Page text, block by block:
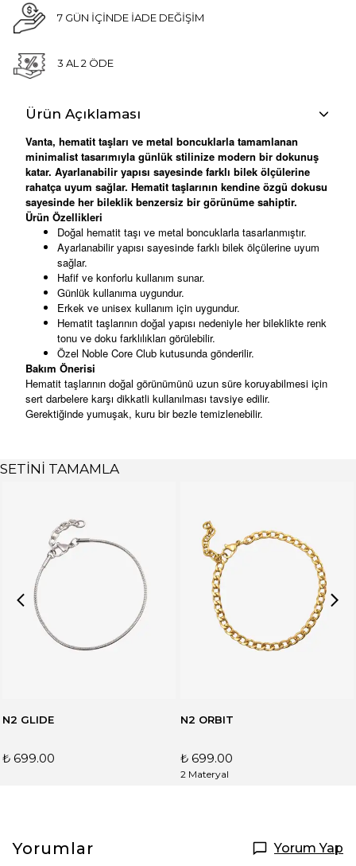
7 GÜN İÇİNDE İADE DEĞİŞİM
3 AL 2 ÖDE
Ürün Açıklaması
Vanta, hematit taşları ve metal boncuklarla tamamlanan
minimalist tasarımıyla günlük stilinize modern bir dokunuş
katar. Ayarlanabilir yapısı sayesinde farklı bilek ölçülerine
rahatça uyum sağlar. Hematit taşlarının kendine özgü dokusu
sayesinde her bileklik benzersiz bir görünüme sahiptir.
Ürün Özellikleri
Doğal hematit taşı ve metal boncuklarla tasarlanmıştır.
Ayarlanabilir yapısı sayesinde farklı bilek ölçülerine uyum
sağlar.
Hafif ve konforlu kullanım sunar.
Günlük kullanıma uygundur.
Erkek ve unisex kullanım için uygundur.
Hematit taşlarının doğal yapısı nedeniyle her bileklikte renk
tonu ve doku farklılıkları görülebilir.
Özel Noble Core Club kutusunda gönderilir.
Bakım Önerisi
Hematit taşlarının doğal görünümünü uzun süre koruyabilmesi için
sert darbelere karşı dikkatli kullanılması tavsiye edilir.
Gerektiğinde yumuşak, kuru bir bezle temizlenebilir.
SETİNİ TAMAMLA
N2 GLIDE
₺ 699.00
N2 ORBIT
₺ 699.00
2 Materyal
Yorumlar Yorum Yap